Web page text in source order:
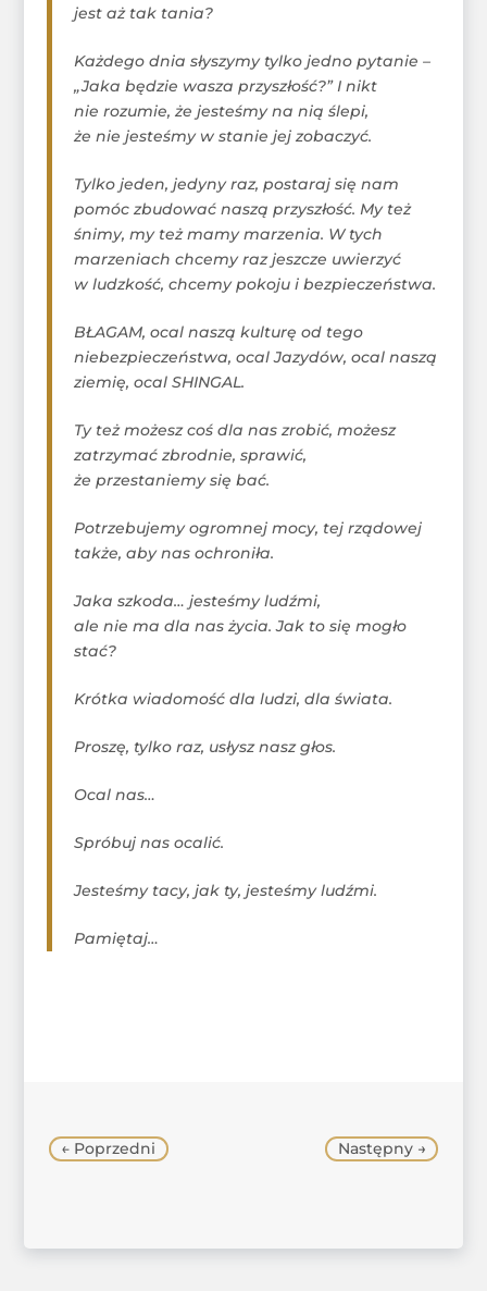
jest aż tak tania?
Każdego dnia słyszymy tylko jedno pytanie –
„Jaka będzie wasza przyszłość?” I nikt
nie rozumie, że jesteśmy na nią ślepi,
że nie jesteśmy w stanie jej zobaczyć.
Tylko jeden, jedyny raz, postaraj się nam
pomóc zbudować naszą przyszłość. My też
śnimy, my też mamy marzenia. W tych
marzeniach chcemy raz jeszcze uwierzyć
w ludzkość, chcemy pokoju i bezpieczeństwa.
BŁAGAM, ocal naszą kulturę od tego
niebezpieczeństwa, ocal Jazydów, ocal naszą
ziemię, ocal SHINGAL.
Ty też możesz coś dla nas zrobić, możesz
zatrzymać zbrodnie, sprawić,
że przestaniemy się bać.
Potrzebujemy ogromnej mocy, tej rządowej
także, aby nas ochroniła.
Jaka szkoda… jesteśmy ludźmi,
ale nie ma dla nas życia. Jak to się mogło
stać?
Krótka wiadomość dla ludzi, dla świata.
Proszę, tylko raz, usłysz nasz głos.
Ocal nas…
Spróbuj nas ocalić.
Jesteśmy tacy, jak ty, jesteśmy ludźmi.
Pamiętaj…
← Poprzedni Następny→